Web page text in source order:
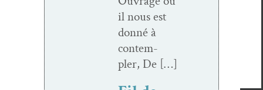
il nous est
don­né à
con­tem­
pler, De […]